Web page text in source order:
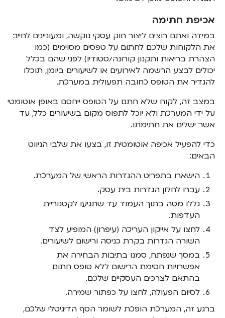
אכיפת חתימה
במידה ואתם רוצים ליצור חוק עסקי נוקשה, ומעוניינים לחייב
את הלקוחות שלכם לחתום על טפסים מסוימים (כמו
הצהרת בריאות ותקנון קורונה/סטודיו) לפני שהם בכלל
יכולים לבצע הרשמה לאירועים או לשיעורים ביומן, תוכלו
להגדיר את הטופס כחובה תפעולית במערכת.
במצב זה, לקוח שלא חתם על הטופס ייחסם באופן אוטומטי
על ידי המערכת ולא יוכל לתפוס מקום בשיעורים כלל, עד
אשר ישלים את חתימתו.
כדי להפעיל אכיפה אוטומטית זו, בצעו את שלבי הניווט
הבאים:
הישארו בתפריט ההגדרות הראשי של המערכת.
עברו לחלון הגדרות בית עסק.
גללו מטה בתוך העמוד עד שתגיעו לקטגוריית
העדפות.
לחצו על אייקון העריכה (עיפרון) המופיע לצד
השורה הגדרות בקרת כניסה ורישום לשיעורים.
במסך שנפתח, סמנו בתיבות הבחירה את
אפשרויות חסימת הרישום ללא טופס חתום
בהתאם לצרכים העסקיים שלכם.
לסיום הפעולה, לחצו על כפתור שמירה.
ברגע זה, המערכת הופכת לשומר הסף הדיגיטלי שלכם,